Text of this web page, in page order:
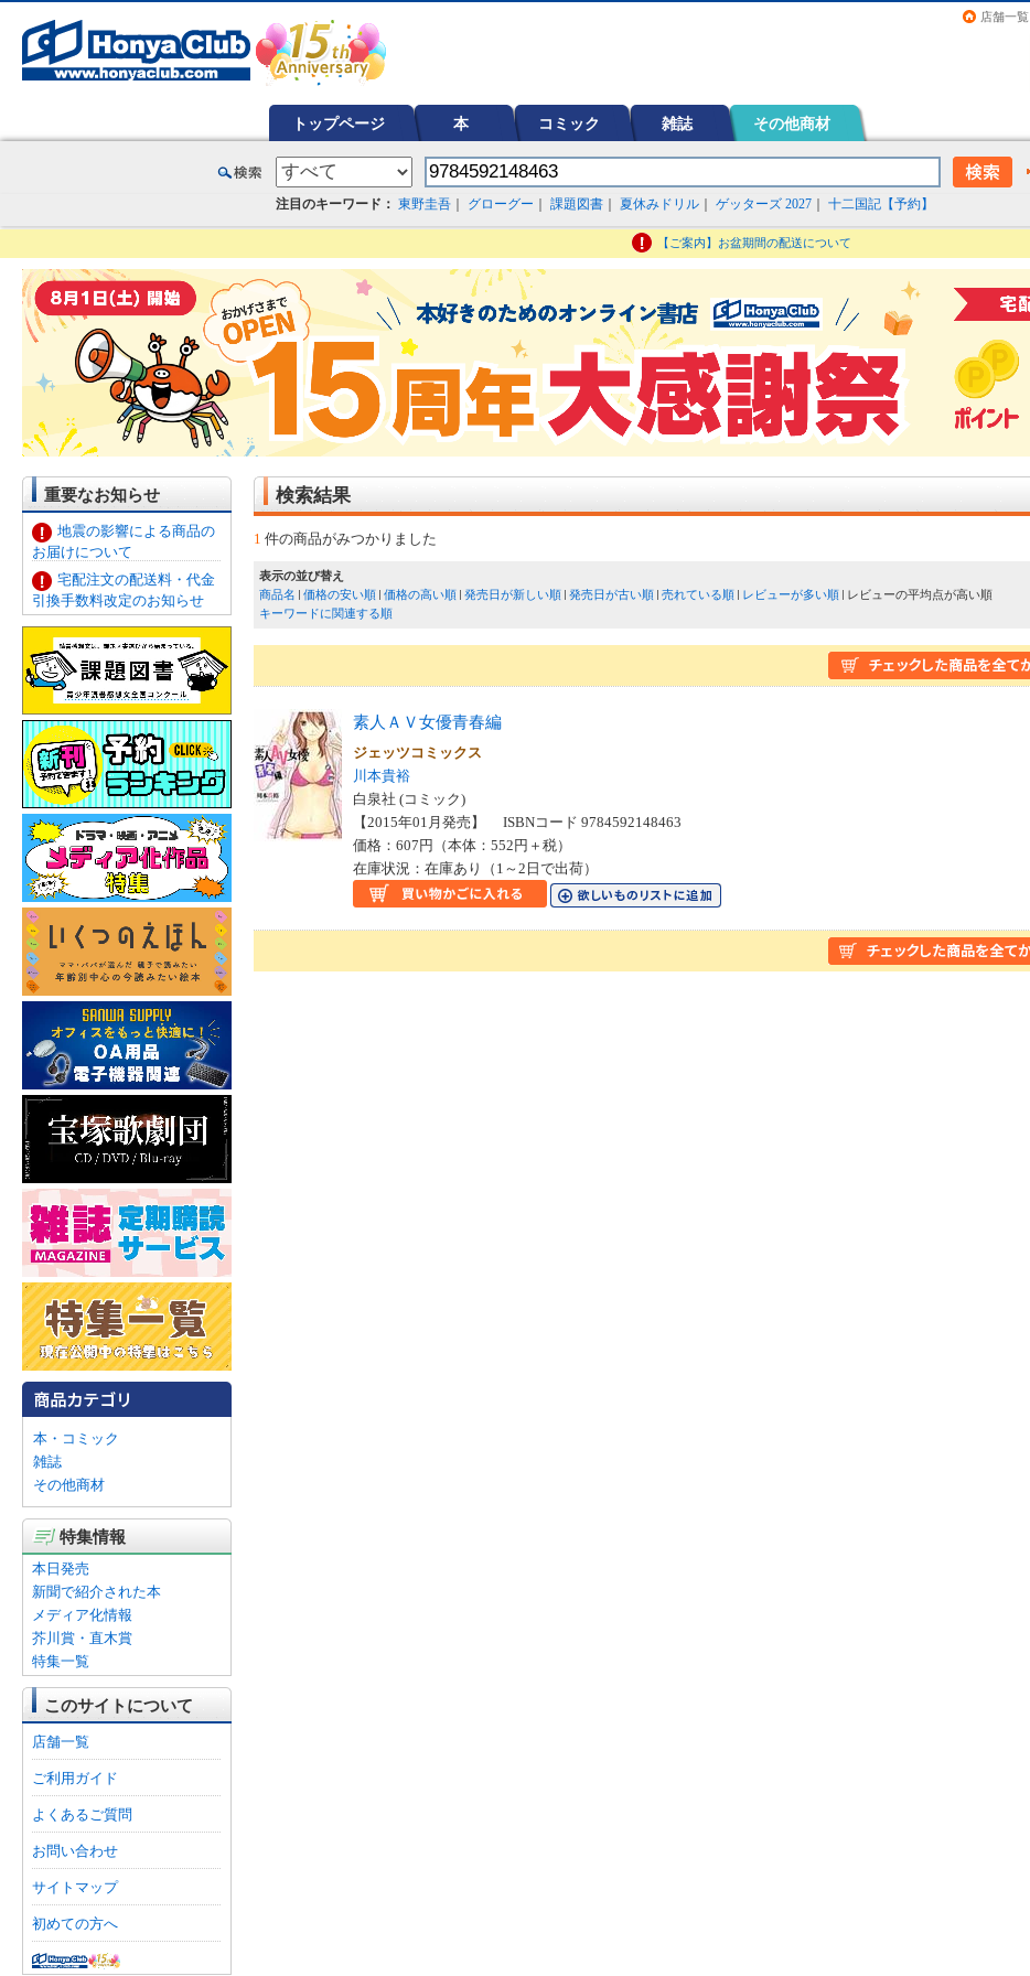
店舗一覧
トップページ 本 コミック 雑誌 その他商材
注目のキーワード： 東野圭吾 グローグー 課題図書 夏休みドリル ゲッターズ 2027 十二国記【予約】
【ご案内】お盆期間の配送について
重要なお知らせ
地震の影響による商品の
お届けについて
宅配注文の配送料・代金
引換手数料改定のお知らせ
本・コミック
雑誌
その他商材
特集情報
本日発売
新聞で紹介された本
メディア化情報
芥川賞・直木賞
特集一覧
このサイトについて
店舗一覧
ご利用ガイド
よくあるご質問
お問い合わせ
サイトマップ
初めての方へ
検索結果
1 件の商品がみつかりました
表示の並び替え
商品名
価格の安い順 価格の高い順 発売日が新しい順 発売日が古い順 売れている順 レビューが多い順
レビューの平均点が高い順
キーワードに関連する順
素人ＡＶ女優青春編
ジェッツコミックス
川本貴裕
白泉社 (コミック)
【2015年01月発売】 ISBNコード 9784592148463
価格：607円（本体：552円＋税）
在庫状況：在庫あり（1～2日で出荷）